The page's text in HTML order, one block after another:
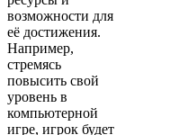
возможности для
её достижения.
Например,
стремясь
повысить свой
уровень в
компьютерной
игре, игрок будет